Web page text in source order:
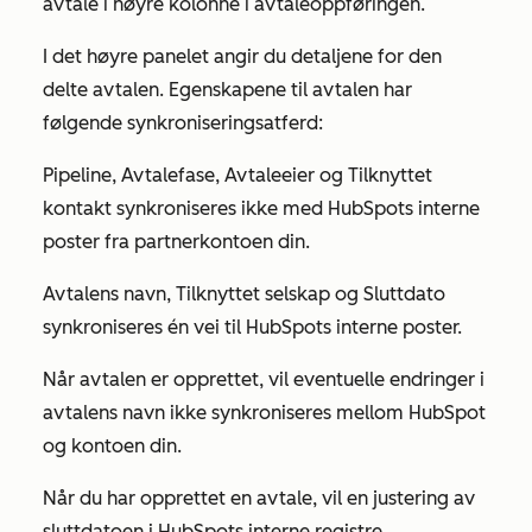
I det høyre panelet angir du detaljene for den
delte avtalen. Egenskapene til avtalen har
følgende synkroniseringsatferd:
Pipeline, Avtalefase, Avtaleeier og Tilknyttet
kontakt synkroniseres ikke med HubSpots interne
poster fra partnerkontoen din.
Avtalens navn, Tilknyttet selskap og Sluttdato
synkroniseres én vei til HubSpots interne poster.
Når avtalen er opprettet, vil eventuelle endringer i
avtalens navn ikke synkroniseres mellom HubSpot
og kontoen din.
Når du har opprettet en avtale, vil en justering av